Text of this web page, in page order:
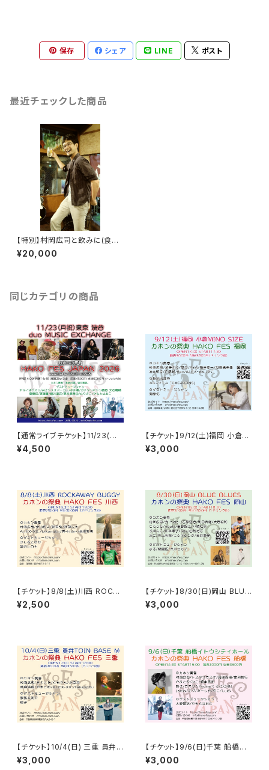
保存 シェア LINE ポスト
最近チェックした商品
【特別】村岡広司と飲みに(食事
に)行く権利 / 一都三県
¥20,000
同じカテゴリの商品
【通常ライブチケット】11/23(月
祝)東京 渋谷duo MUSIC EXC
HANGE / HAKO FES JAPAN
¥4,500
【チケット】9/12(土)福岡 小倉MI
ND SIZE / HAKO FES 福岡 2
026
¥3,000
【チケット】8/8(土)川西 ROCKA
WAY BUGGY / HAKO FES 川
西 2026
¥2,500
【チケット】8/30(日)岡山 BLUE
BLUES / HAKO FES 岡山 20
26
¥3,000
【チケット】10/4(日) 三重 員弁T
OIN BASE M / HAKO FES 三
重 2026
¥3,000
【チケット】9/6(日)千葉 船橋イ
トウシティホール / HAKO FES
船橋 2026
¥3,000